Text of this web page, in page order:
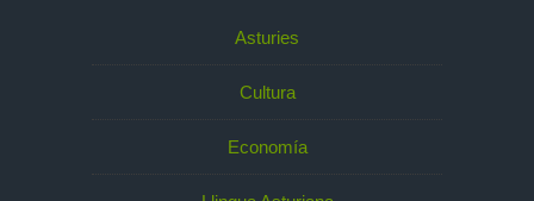
Asturies
Cultura
Economía